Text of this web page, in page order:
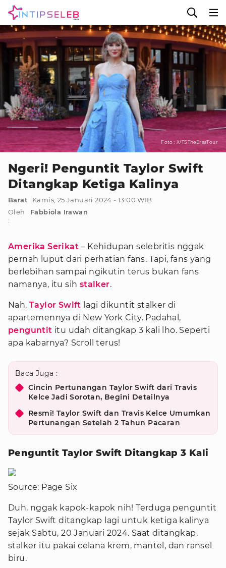
Foto : X/TSTheErasTour
Ngeri! Penguntit Taylor Swift
Ditangkap Ketiga Kalinya
Barat
Kamis, 25 Januari 2024 - 13:00 WIB
Oleh
:
Fabbiola Irawan
Amerika Serikat – Kehidupan selebritis nggak
pernah luput dari perhatian fans. Tapi, fans yang
berlebihan sampai ngikutin terus bukan fans
namanya, itu sih stalker.
Nah, Taylor Swift lagi dikuntit stalker di
apartemennya di New York City. Padahal,
penguntit itu udah ditangkap 3 kali lho. Seperti
apa kabarnya? Scroll terus!
Baca Juga :
Cincin Pertunangan Taylor Swift dari Travis
Kelce Jadi Sorotan, Begini Detailnya
Resmi! Taylor Swift dan Travis Kelce Umumkan
Pertunangan Setelah 2 Tahun Pacaran
Penguntit Taylor Swift Ditangkap 3 Kali
Source: Page Six
Duh, nggak kapok-kapok nih! Terduga penguntit
Taylor Swift ditangkap lagi untuk ketiga kalinya
sejak Sabtu, 20 Januari 2024. Saat ditangkap,
stalker itu pakai celana krem, mantel, dan ransel
biru.